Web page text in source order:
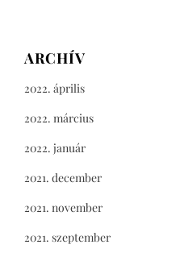
ARCHÍV
2022. április
2022. március
2022. január
2021. december
2021. november
2021. szeptember